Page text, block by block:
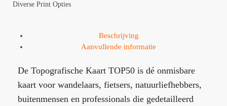
Diverse Print Opties
Beschrijving
Aanvullende informatie
De Topografische Kaart TOP50 is dé onmisbare
kaart voor wandelaars, fietsers, natuurliefhebbers,
buitenmensen en professionals die gedetailleerd